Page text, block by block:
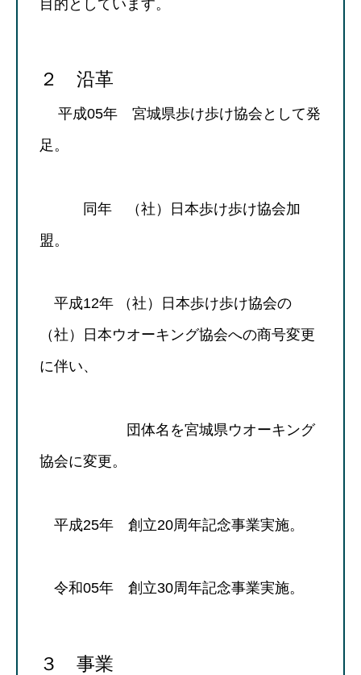
目的としています。
２ 沿革
平成05年 宮城県歩け歩け協会として発
足。
同年 （社）日本歩け歩け協会加
盟。
平成12年 （社）日本歩け歩け協会の
（社）日本ウオーキング協会への商号変更
に伴い、
団体名を宮城県ウオーキング
協会に変更。
平成25年 創立20周年記念事業実施。
令和05年 創立30周年記念事業実施。
３ 事業